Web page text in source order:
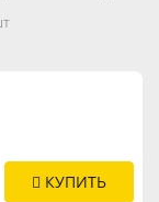
КУПИТЬ